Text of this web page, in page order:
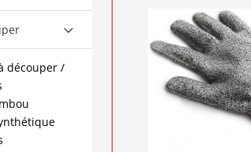
découper /